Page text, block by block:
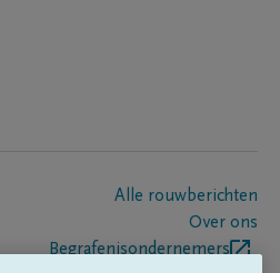
Alle rouwberichten
Over ons
Begrafenisondernemers